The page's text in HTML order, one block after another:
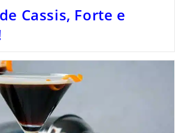
Cassis, Forte e